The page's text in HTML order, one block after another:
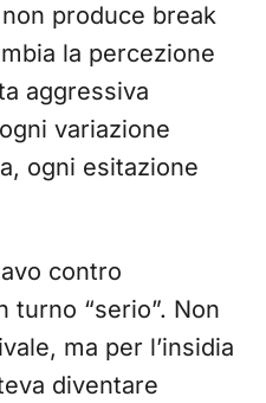
produce break
la percezione
aggressiva
variazione
ogni esitazione
contro
turno “serio”. Non
ma per l’insidia
diventare